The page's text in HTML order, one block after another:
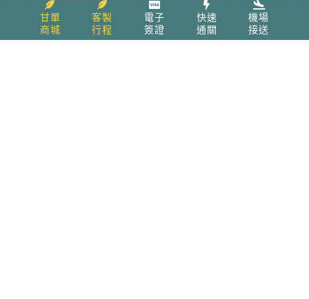
甘單
商城
客製
行程
電子
簽證
快速
通關
機場
接送